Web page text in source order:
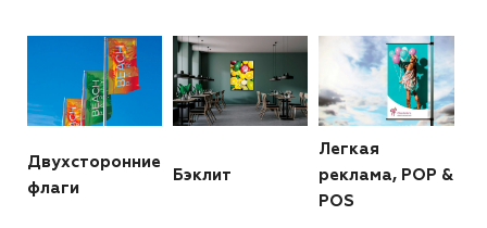
Двухсторонние
флаги
Бэклит
Легкая
реклама, POP &
POS